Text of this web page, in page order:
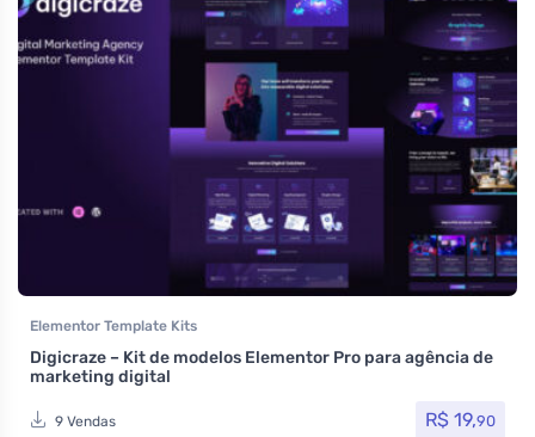
Elementor Template Kits
Digicraze – Kit de modelos Elementor Pro para agência de
marketing digital
9 Vendas R$ 19,90